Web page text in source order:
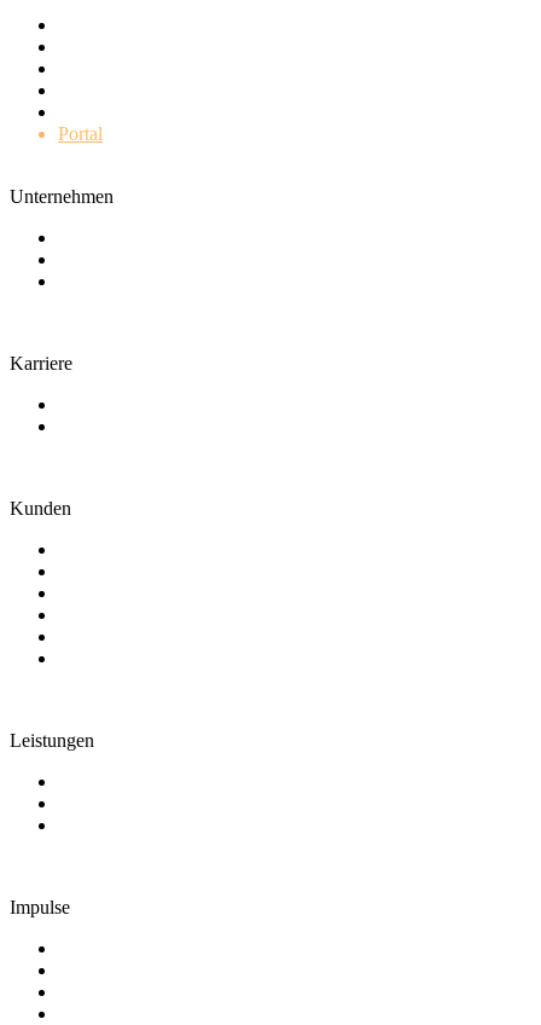
Portal
Unternehmen
Karriere
Kunden
Leistungen
Impulse